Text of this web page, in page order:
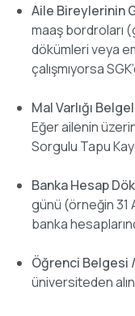
Aile Bireylerinin
maaş bordroları
dökümleri veya
çalışmıyorsa
Mal Varlığı
Eğer ailenin
Sorgulu Tapu
Banka Hesap
günü (örneğin 31
banka
Öğrenci Belgesi
üniversiteden